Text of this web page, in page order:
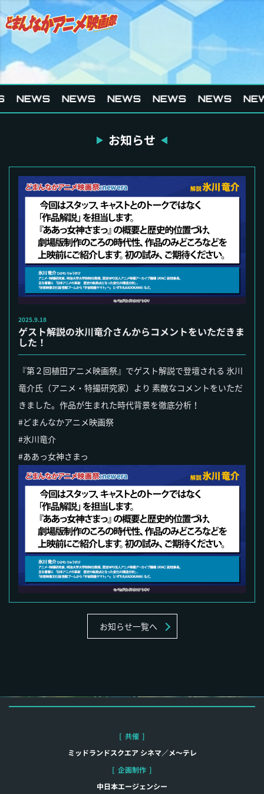
NEWS NEWS NEWS NEWS NEWS
お知らせ
2025.9.18
ゲスト解説の氷川竜介さんからコメントをいただきま
した！
『第２回植田アニメ映画祭』でゲスト解説で登壇される 氷川
竜介氏（アニメ・特撮研究家）より 素敵なコメントをいただ
きました。作品が生まれた時代背景を徹底分析！
#どまんなかアニメ映画祭
#氷川竜介
#ああっ女神さまっ
お知らせ一覧へ
[ 共催 ]
ミッドランドスクエア シネマ／メ～テレ
[ 企画制作 ]
中日本エージェンシー